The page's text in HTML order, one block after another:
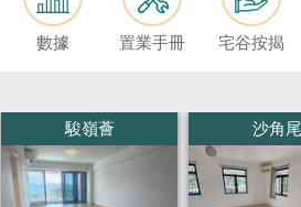
數據 置業手冊 宅谷按揭
駿嶺薈 沙角尾